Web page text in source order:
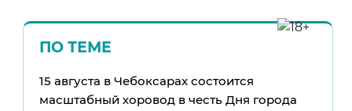
ПО ТЕМЕ
15 августа в Чебоксарах состоится
масштабный хоровод в честь Дня города